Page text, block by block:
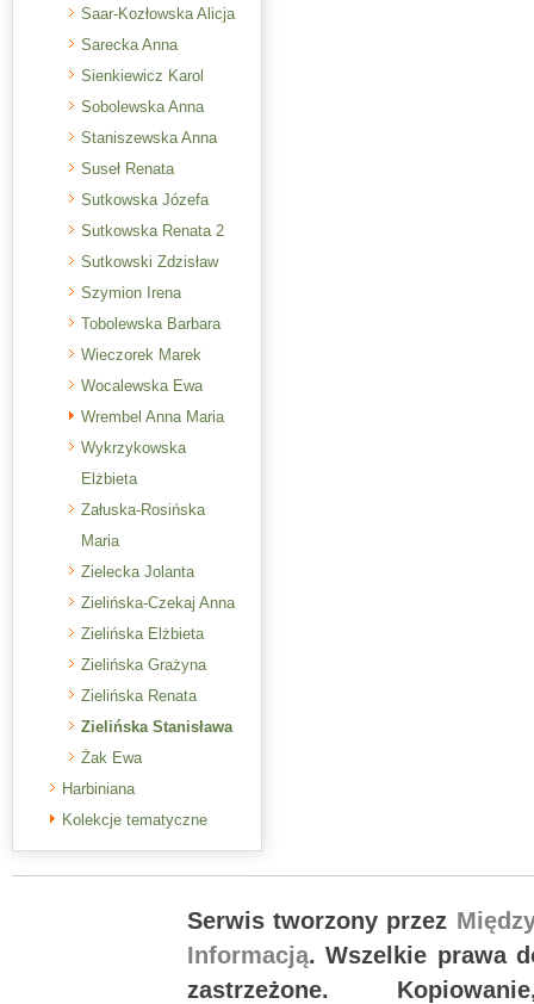
Saar-Kozłowska Alicja
Sarecka Anna
Sienkiewicz Karol
Sobolewska Anna
Staniszewska Anna
Suseł Renata
Sutkowska Józefa
Sutkowska Renata 2
Sutkowski Zdzisław
Szymion Irena
Tobolewska Barbara
Wieczorek Marek
Wocalewska Ewa
Wrembel Anna Maria
Wykrzykowska
Elżbieta
Załuska-Rosińska
Maria
Zielecka Jolanta
Zielińska-Czekaj Anna
Zielińska Elżbieta
Zielińska Grażyna
Zielińska Renata
Zielińska Stanisława
Żak Ewa
Harbiniana
Kolekcje tematyczne
Serwis tworzony przez
Informacją. Wszelkie prawa
zastrzeżone.